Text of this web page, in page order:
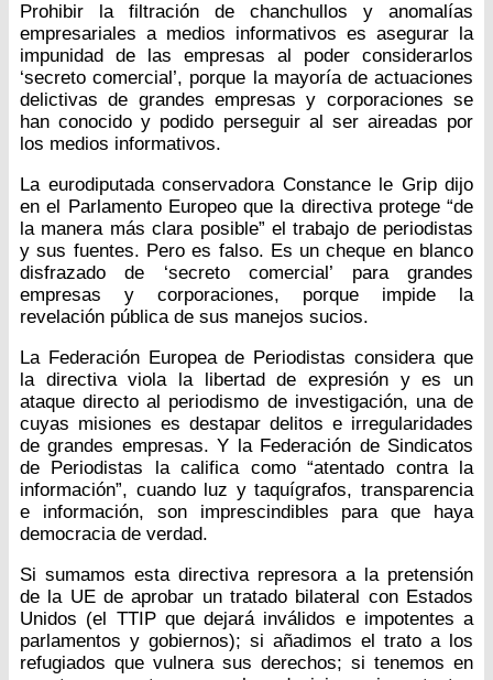
Prohibir la filtración de chanchullos y anomalías
empresariales a medios informativos es asegurar la
impunidad de las empresas al poder considerarlos
‘secreto comercial’, porque la mayoría de actuaciones
delictivas de grandes empresas y corporaciones se
han conocido y podido perseguir al ser aireadas por
los medios informativos.
La eurodiputada conservadora Constance le Grip dijo
en el Parlamento Europeo que la directiva protege “de
la manera más clara posible” el trabajo de periodistas
y sus fuentes. Pero es falso. Es un cheque en blanco
disfrazado de ‘secreto comercial’ para grandes
empresas y corporaciones, porque impide la
revelación pública de sus manejos sucios.
La Federación Europea de Periodistas considera que
la directiva viola la libertad de expresión y es un
ataque directo al periodismo de investigación, una de
cuyas misiones es destapar delitos e irregularidades
de grandes empresas. Y la Federación de Sindicatos
de Periodistas la califica como “atentado contra la
información”, cuando luz y taquígrafos, transparencia
e información, son imprescindibles para que haya
democracia de verdad.
Si sumamos esta directiva represora a la pretensión
de la UE de aprobar un tratado bilateral con Estados
Unidos (el TTIP que dejará inválidos e impotentes a
parlamentos y gobiernos); si añadimos el trato a los
refugiados que vulnera sus derechos; si tenemos en